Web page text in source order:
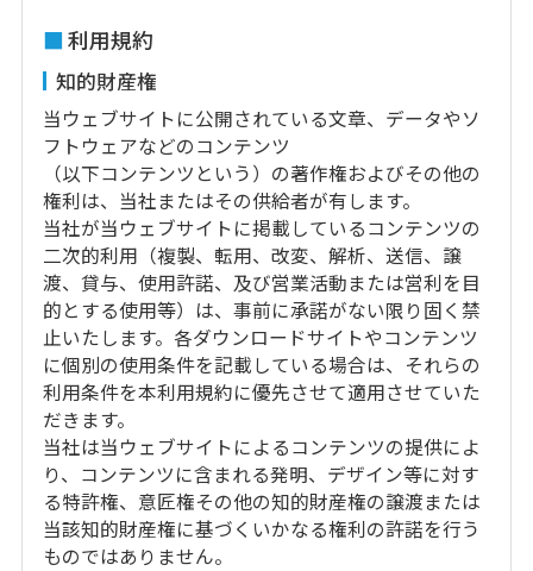
利用規約
知的財産権
当ウェブサイトに公開されている文章、データやソ
フトウェアなどのコンテンツ
（以下コンテンツという）の著作権およびその他の
権利は、当社またはその供給者が有します。
当社が当ウェブサイトに掲載しているコンテンツの
二次的利用（複製、転用、改変、解析、送信、譲
渡、貸与、使用許諾、及び営業活動または営利を目
的とする使用等）は、事前に承諾がない限り固く禁
止いたします。各ダウンロードサイトやコンテンツ
に個別の使用条件を記載している場合は、それらの
利用条件を本利用規約に優先させて適用させていた
だきます。
当社は当ウェブサイトによるコンテンツの提供によ
り、コンテンツに含まれる発明、デザイン等に対す
る特許権、意匠権その他の知的財産権の譲渡または
当該知的財産権に基づくいかなる権利の許諾を行う
ものではありません。